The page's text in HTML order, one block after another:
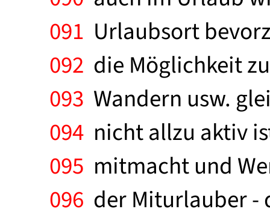
091 Urlaubsort
092 die Möglichkeit
093 Wandern usw.
094 nicht allzu aktiv
095 mitmacht und
096 der Miturlauber -